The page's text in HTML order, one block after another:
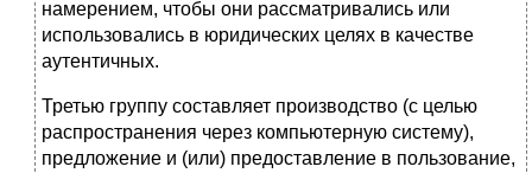
намерением, чтобы они рассматривались или
использовались в юридических целях в качестве
аутентичных.
Третью группу составляет производство (с целью
распространения через компьютерную систему),
предложение и (или) предоставление в пользование,